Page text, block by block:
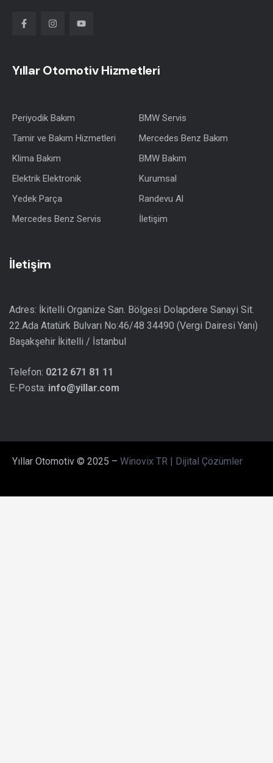
Yıllar Otomotiv Hizmetleri
Periyodik Bakım
Tamir ve Bakım Hizmetleri
Klima Bakım
Elektrik Elektronik
Yedek Parça
Mercedes Benz Servis
BMW Servis
Mercedes Benz Bakım
BMW Bakım
Kurumsal
Randevu Al
İletişim
İletişim
Adres: İkitelli Organize San. Bölgesi Dolapdere Sanayi Sit.
22.Ada Atatürk Bulvarı No:46/48 34490 (Vergi Dairesi Yanı)
Başakşehir İkitelli / İstanbul
Telefon: 0212 671 81 11
E-Posta: info@yillar.com
Yıllar Otomotiv © 2025 – Winovix TR | Dijital Çözümler